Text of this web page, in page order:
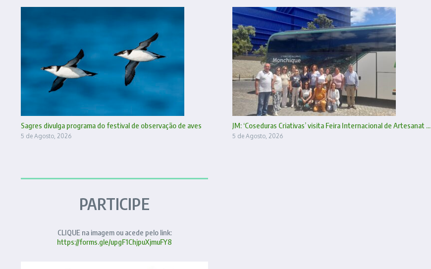
Sagres divulga programa do festival de observação de aves
5 de Agosto, 2026
JM: ‘Coseduras Criativas’ visita Feira Internacional de Artesanat ...
5 de Agosto, 2026
PARTICIPE
CLIQUE na imagem ou acede pelo link:
https://forms.gle/upgF1ChjpuXjmuFY8